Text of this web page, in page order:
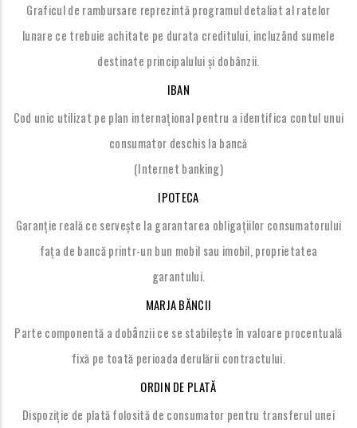
Graficul de rambursare reprezintă programul detaliat al ratelor
lunare ce trebuie achitate pe durata creditului, incluzând sumele
destinate principalului și dobânzii.
IBAN
Cod unic utilizat pe plan internațional pentru a identifica contul unui
consumator deschis la bancă
(Internet banking)
IPOTECA
Garanție reală ce servește la garantarea obligațiilor consumatorului
fața de bancă printr-un bun mobil sau imobil, proprietatea
garantului.
MARJA BĂNCII
Parte componentă a dobânzii ce se stabilește în valoare procentuală
fixă pe toată perioada derulării contractului.
ORDIN DE PLATĂ
Dispoziție de plată folosită de consumator pentru transferul unei